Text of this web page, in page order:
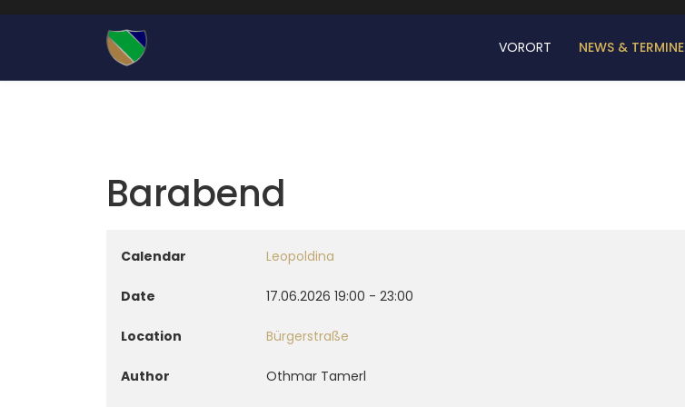
VORORT NEWS & TERMINE
Barabend
Calendar Leopoldina
Date 17.06.2026 19:00 - 23:00
Location Bürgerstraße
Author Othmar Tamerl